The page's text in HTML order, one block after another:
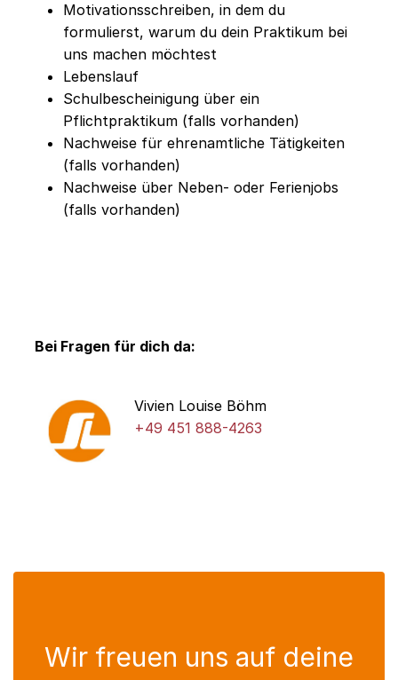
Motivationsschreiben, in dem du
formulierst, warum du dein Praktikum bei
uns machen möchtest
Lebenslauf
Schulbescheinigung über ein
Pflichtpraktikum (falls vorhanden)
Nachweise für ehrenamtliche Tätigkeiten
(falls vorhanden)
Nachweise über Neben- oder Ferienjobs
(falls vorhanden)
Bei Fragen für dich da:
Vivien Louise Böhm
+49 451 888-4263
Wir freuen uns auf deine